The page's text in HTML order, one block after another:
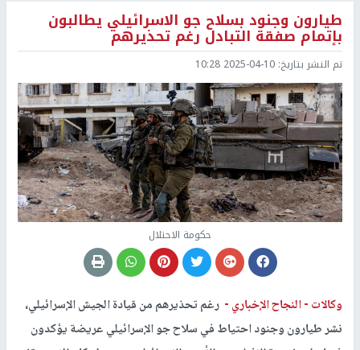
طيارون وجنود بسلاح جو الاسرائيلي يطالبون
بإتمام صفقة التبادل رغم تحذيرهم
تم النشر بتاريخ: 2025-04-10 10:28
حكومة الاحتلال
وكالات -النجاح الإخباري - رغم تحذيرهم من قيادة الجيش الإسرائيلي،
نشر طيارون وجنود احتياط في سلاح جو الإسرائيلي عريضة يؤكدون